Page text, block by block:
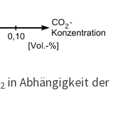
2 in Abhängigkeit der